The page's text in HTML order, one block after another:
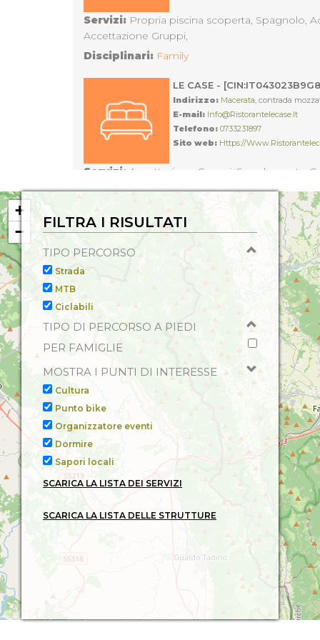
Servizi: Propria piscina scoperta, Spagnolo,
Accettazione Gruppi,
Disciplinari: Family
LE CASE -
Indirizzo: Macerata, contrada
E-mail: Info@ristorantelecase.it
Telefono: 0733231897
Sito web: Https://
Servizi: Accettazione Gruppi, Supplemento
Mezzi Privati, Giochi per Bambini, Piscina,
Italiano, Aria Condizionata con Impianto
disabilità motoria,
Family
PIERONI GIAMMARIO -
Macerata, Contrada Fonte
Sito web:
Servizi:Fattoria didattica/biologica,
Disciplinari:
VILLA BELO HORIZONTE -
, via Rocco
Info@villabelohorizonte.com
Https://
TV, Italiano, Cucina, Idromassaggio,
Parco e Giardino, Aria condizionata,
Accettazione Animali Domestici, Phon,
Disciplinari: Family,Trekking
+
−
FILTRA I RISULTATI
TIPO PERCORSO
Strada
MTB
Ciclabili
TIPO DI PERCORSO A PIEDI
PER FAMIGLIE
MOSTRA I PUNTI DI INTERESSE
Cultura
Punto bike
Organizzatore eventi
Dormire
Sapori locali
SCARICA LA LISTA DEI SERVIZI
SCARICA LA LISTA DELLE STRUTTURE